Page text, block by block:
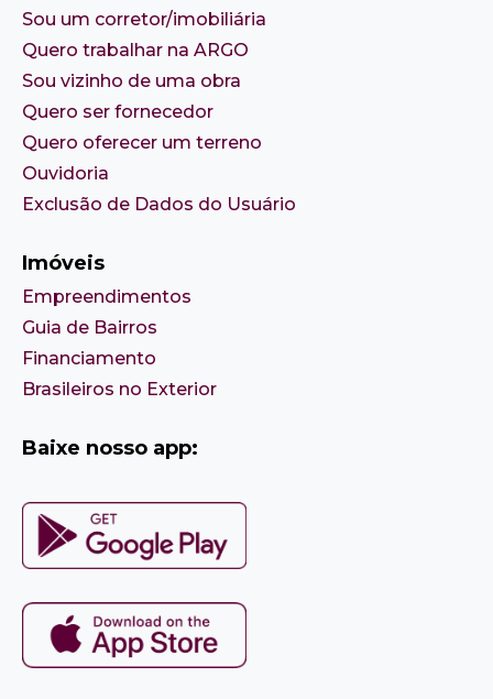
Sou um corretor/imobiliária
Quero trabalhar na ARGO
Sou vizinho de uma obra
Quero ser fornecedor
Quero oferecer um terreno
Ouvidoria
Exclusão de Dados do Usuário
Imóveis
Empreendimentos
Guia de Bairros
Financiamento
Brasileiros no Exterior
Baixe nosso app: